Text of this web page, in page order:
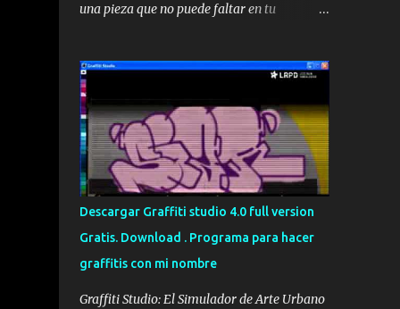
una pieza que no puede faltar en tu
recopilación de alta calidad que reúne los
bocetos de los sesenta mejores graffiteros
escandinavos, incluyendo leyendas como
Nug, Egs y Bates . Portada del Graffiti
Coloring Book, ideal para artistas y
aficionados Estos maestros del spray han
definido los bordes de sus trabajos más
icónicos, dejando el espacio en blanco para
que tú tomes el control. Aunque muchos
piensen que es un libro para niños, su
Descargar Graffiti studio 4.0 full version
Gratis. Download . Programa para hacer
graffitis con mi nombre
Graffiti Studio: El Simulador de Arte Urbano